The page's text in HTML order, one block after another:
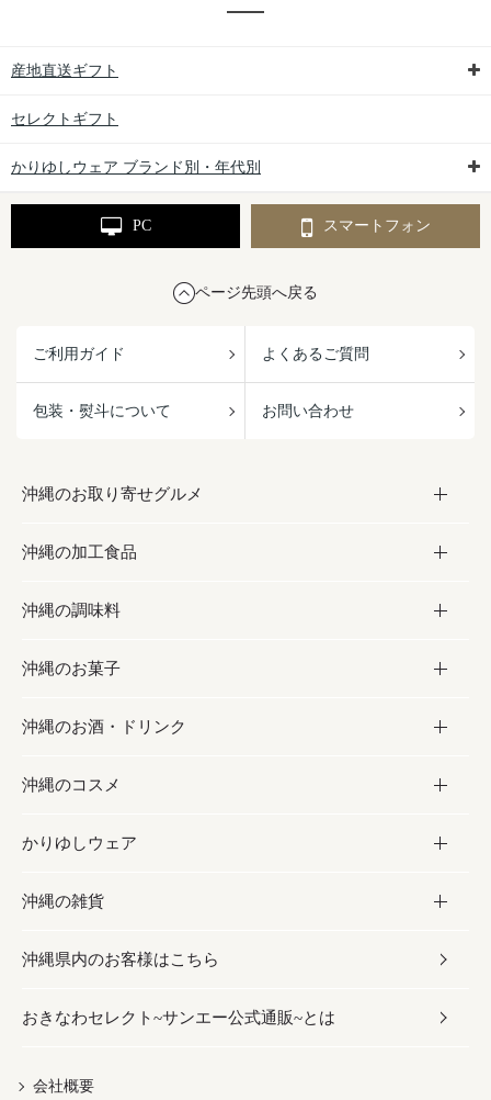
産地直送ギフト
セレクトギフト
かりゆしウェア ブランド別・年代別
PC スマートフォン
ページ先頭へ戻る
ご利用ガイド よくあるご質問
包装・熨斗について お問い合わせ
沖縄のお取り寄せグルメ
お取り寄せグルメ
フルーツ・野菜
お肉
海産物
沖縄の加工食品
加工食品
缶詰／パウチ
沖縄料理
沖縄そば／乾麺
レトルト食品
乾物／粉類
沖縄の調味料
調味料
砂糖／黒砂糖
塩
お酢／ドレッシング
しょうゆ
みそ
だし／スパイス／島唐辛子
沖縄のお菓子
お菓子
黒糖
ちんすこう
伝統菓子
スナック
おつまみ
紅芋
沖縄のお酒・ドリンク
お酒・ドリンク
泡盛
ビール・チューハイ
ワイン・ウィスキー・カクテル
ドリンク
茶葉
沖縄のコスメ
コスメ
スキンケア
ボディケア
ヘアケア
UVケア
かりゆしウェア
かりゆしウェア
メンズ
レディース
沖縄の雑貨
雑貨
沖縄ファッション
伝統工芸品
沖縄県内のお客様はこちら
おきなわセレクト~サンエー公式通販~とは
会社概要